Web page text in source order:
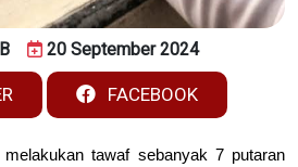
20 September 2024
FACEBOOK
tawaf sebanyak 7 putaran